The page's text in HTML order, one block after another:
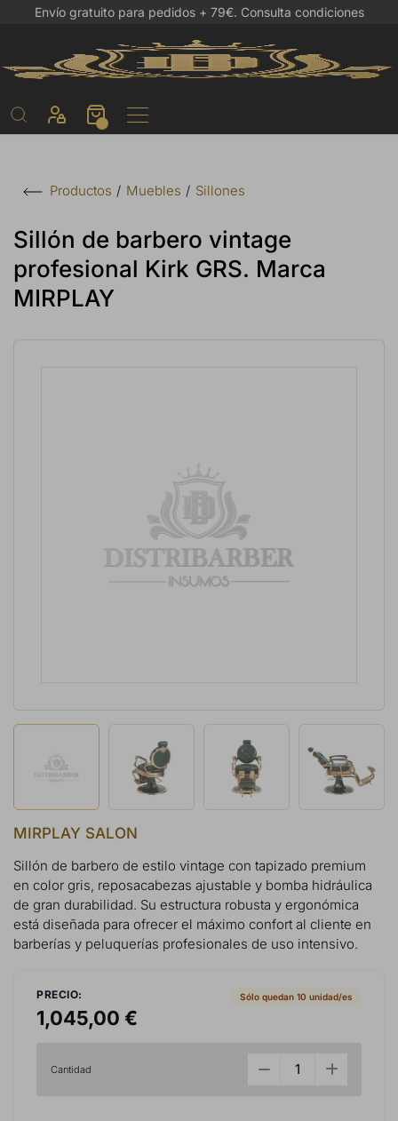
Envío gratuito para pedidos + 79€. Consulta condiciones
Productos Muebles Sillones
Sillón de barbero vintage
profesional Kirk GRS. Marca
MIRPLAY
MIRPLAY SALON
Sillón de barbero de estilo vintage con tapizado premium
en color gris, reposacabezas ajustable y bomba hidráulica
de gran durabilidad. Su estructura robusta y ergonómica
está diseñada para ofrecer el máximo confort al cliente en
barberías y peluquerías profesionales de uso intensivo.
PRECIO:
1,045,00 €
Sólo quedan 10 unidad/es
Cantidad